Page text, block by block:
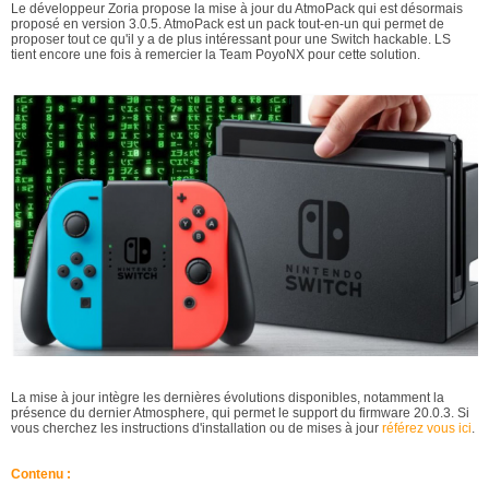
Le développeur Zoria propose la mise à jour du AtmoPack qui est désormais
proposé en version 3.0.5. AtmoPack est un pack tout-en-un qui permet de
proposer tout ce qu'il y a de plus intéressant pour une Switch hackable. LS
tient encore une fois à remercier la Team PoyoNX pour cette solution.
La mise à jour intègre les dernières évolutions disponibles, notamment la
présence du dernier Atmosphere, qui permet le support du firmware 20.0.3. Si
vous cherchez les instructions d'installation ou de mises à jour référez vous ici.
Contenu :